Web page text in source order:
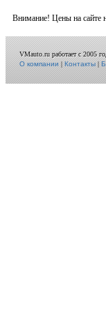
Внимание! Цены на сайте
VMauto.ru работает с 2005
О компании|Контакты|